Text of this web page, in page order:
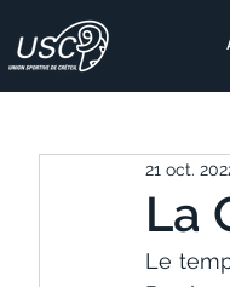
La
21 oct.
Le